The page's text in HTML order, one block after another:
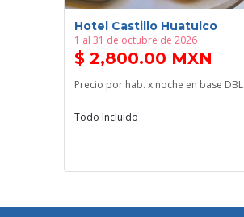
Hotel Castillo Huatulco
1 al 31 de octubre de 2026
$ 2,800.00 MXN
Precio por hab. x noche en base DBL
Todo Incluido